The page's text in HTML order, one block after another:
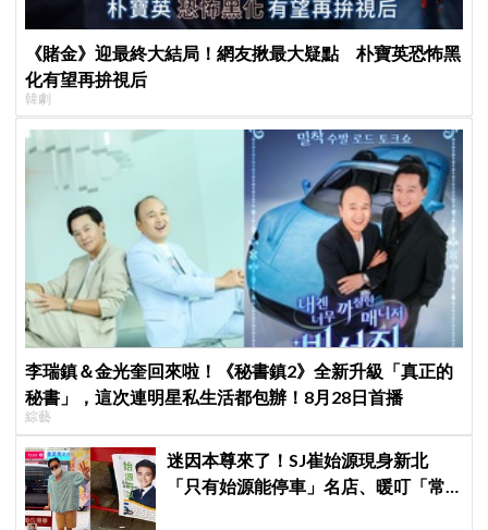
《賭金》迎最終大結局！網友揪最大疑點 朴寶英恐怖黑
化有望再拚視后
韓劇
李瑞鎮＆金光奎回來啦！《秘書鎮2》全新升級「真正的
秘書」，這次連明星私生活都包辦！8月28日首播
綜藝
迷因本尊來了！SJ崔始源現身新北
「只有始源能停車」名店、暖叮「常